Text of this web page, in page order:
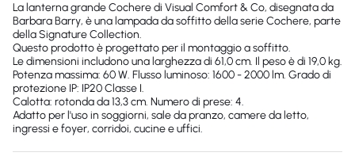
La lanterna grande Cochere di Visual Comfort & Co, disegnata da
Barbara Barry, è una lampada da soffitto della serie Cochere, parte
della Signature Collection.
Questo prodotto è progettato per il montaggio a soffitto.
Le dimensioni includono una larghezza di 61,0 cm. Il peso è di 19,0 kg.
Potenza massima: 60 W. Flusso luminoso: 1600 - 2000 lm. Grado di
protezione IP: IP20 Classe I.
Calotta: rotonda da 13,3 cm. Numero di prese: 4.
Adatto per l'uso in soggiorni, sale da pranzo, camere da letto,
ingressi e foyer, corridoi, cucine e uffici.